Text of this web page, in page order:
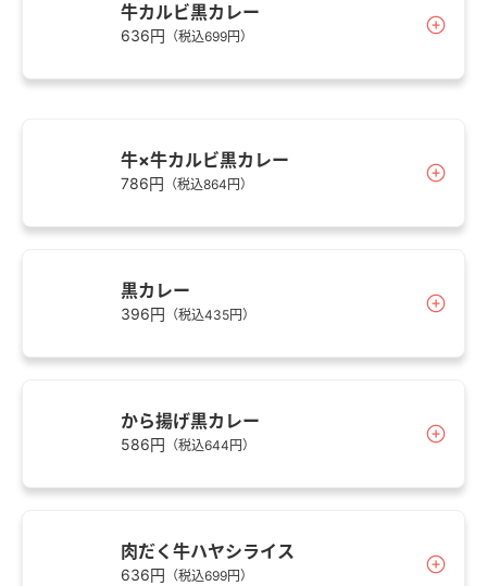
牛カルビ黒カレー
636円 （税込699円）
牛×牛カルビ黒カレー
786円 （税込864円）
黒カレー
396円 （税込435円）
から揚げ黒カレー
586円 （税込644円）
肉だく牛ハヤシライス
636円 （税込699円）